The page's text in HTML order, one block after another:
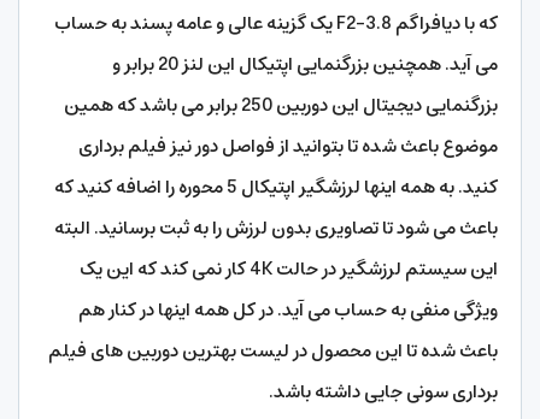
که با دیافراگم F2-3.8 یک گزینه عالی و عامه پسند به حساب
می آید. همچنین بزرگنمایی اپتیکال این لنز 20 برابر و
بزرگنمایی دیجیتال این دوربین 250 برابر می باشد که همین
موضوع باعث شده تا بتوانید از فواصل دور نیز فیلم برداری
کنید. به همه اینها لرزشگیر اپتیکال 5 محوره را اضافه کنید که
باعث می شود تا تصاویری بدون لرزش را به ثبت برسانید. البته
این سیستم لرزشگیر در حالت 4K کار نمی کند که این یک
ویژگی منفی به حساب می آید. در کل همه اینها در کنار هم
باعث شده تا این محصول در لیست بهترین دوربین های فیلم
برداری سونی جایی داشته باشد.